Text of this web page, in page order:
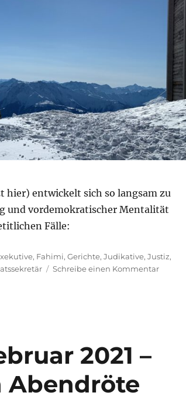
hier) entwickelt sich so langsam zu
und vordemokratischer Mentalität
Fälle:
, Fahimi,Gerichte,Judikative,Justiz,
Schreibe einen Kommentarzu
2021 –
Abendröte